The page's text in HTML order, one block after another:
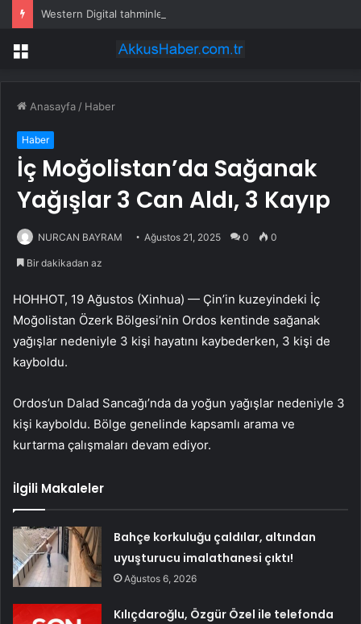
Menü
Anasayfa / Haber
Haber
İç Moğolistan’da Sağanak
Yağışlar 3 Can Aldı, 3 Kayıp
NURCAN BAYRAM Ağustos 21, 2025 0 0
Bir dakikadan az
HOHHOT, 19 Ağustos (Xinhua) — Çin’in kuzeyindeki İç
Moğolistan Özerk Bölgesi’nin Ordos kentinde sağanak
yağışlar nedeniyle 3 kişi hayatını kaybederken, 3 kişi de
kayboldu.
Ordos’un Dalad Sancağı’nda da yoğun yağışlar nedeniyle 3
kişi kayboldu. Bölge genelinde kapsamlı arama ve
kurtarma çalışmaları devam ediyor.
İlgili Makaleler
Bahçe korkuluğu çaldılar, altından
uyuşturucu imalathanesi çıktı!
Ağustos 6, 2026
Kılıçdaroğlu, Özgür Özel ile telefonda